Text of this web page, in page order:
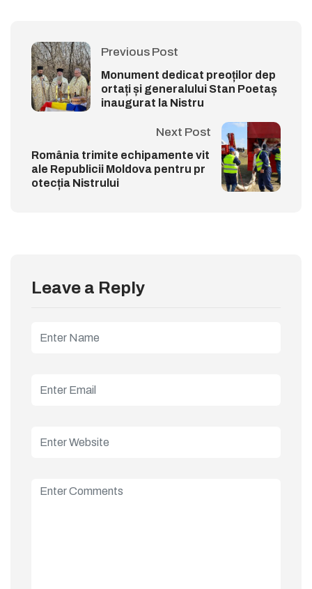
Previous Post
Monument dedicat preoților dep
ortați și generalului Stan Poetaș
inaugurat la Nistru
Next Post
România trimite echipamente vit
ale Republicii Moldova pentru pr
otecția Nistrului
Leave a Reply